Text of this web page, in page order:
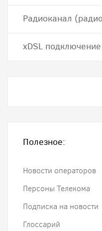
Радиоканал
хDSL подключение
Полезное:
Новости операторов
Персоны Телекома
Подписка на новости
Глоссарий